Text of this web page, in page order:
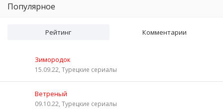
Популярное
Рейтинг Комментарии
Зимородок
15.09.22, Турецкие сериалы
Ветреный
09.10.22, Турецкие сериалы